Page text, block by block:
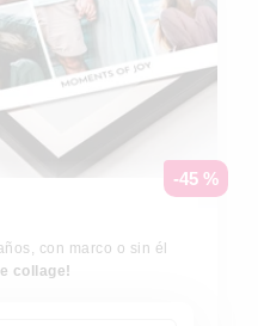
-45 %
con marco o sin él
collage!